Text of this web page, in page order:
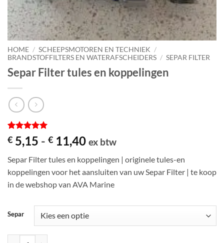
HOME / SCHEEPSMOTOREN EN TECHNIEK /
BRANDSTOFFILTERS EN WATERAFSCHEIDERS / SEPAR FILTER
Separ Filter tules en koppelingen
Gewaardeerd
5op 5
op
2
klantbeoordelingen
€ 5,15 - € 11,40Prijsklasse:
tot
€ 11,40
ex btw
Separ Filter tules en koppelingen | originele tules-en
koppelingen voor het aansluiten van uw Separ Filter | te koop
in de webshop van AVA Marine
Separ